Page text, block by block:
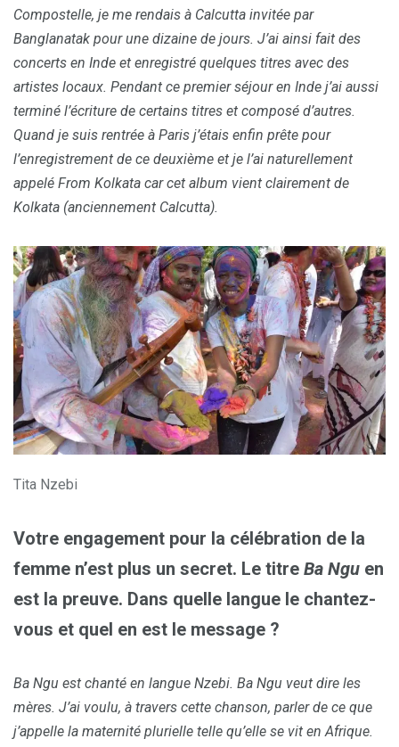
Compostelle, je me rendais à Calcutta invitée par
Banglanatak pour une dizaine de jours. J’ai ainsi fait des
concerts en Inde et enregistré quelques titres avec des
artistes locaux. Pendant ce premier séjour en Inde j’ai aussi
terminé l’écriture de certains titres et composé d’autres.
Quand je suis rentrée à Paris j’étais enfin prête pour
l’enregistrement de ce deuxième et je l’ai naturellement
appelé From Kolkata car cet album vient clairement de
Kolkata (anciennement Calcutta).
Tita Nzebi
Votre engagement pour la célébration de la
femme n’est plus un secret. Le titre Ba Ngu en
est la preuve. Dans quelle langue le chantez-
vous et quel en est le message ?
Ba Ngu est chanté en langue Nzebi. Ba Ngu veut dire les
mères. J’ai voulu, à travers cette chanson, parler de ce que
j’appelle la maternité plurielle telle qu’elle se vit en Afrique.